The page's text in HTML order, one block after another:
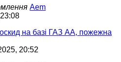
Aem
на базі ГАЗ АА, пожежна
20:52